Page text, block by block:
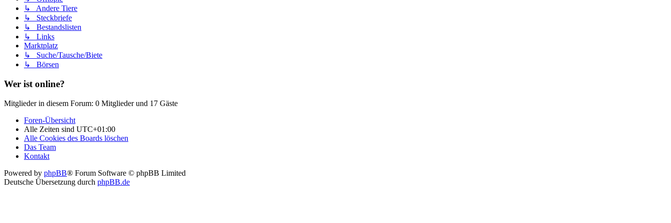
↳ Andere Tiere
↳ Steckbriefe
↳ Bestandslisten
↳ Links
Marktplatz
↳ Suche/Tausche/Biete
↳ Börsen
Wer ist online?
Mitglieder in diesem Forum: 0 Mitglieder und 17 Gäste
Foren-Übersicht
Alle Zeiten sind UTC+01:00
Alle Cookies des Boards löschen
Das Team
Kontakt
Powered by phpBB® Forum Software © phpBB Limited
Deutsche Übersetzung durch phpBB.de